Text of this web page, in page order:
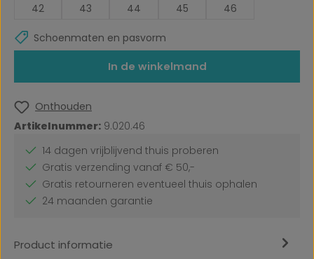
42
43 44 45 46
Schoenmaten en pasvorm
In de winkelmand
Onthouden
Artikelnummer: 9.020.46
14 dagen vrijblijvend thuis proberen
Gratis verzending vanaf € 50,-
Gratis retourneren eventueel thuis ophalen
24 maanden garantie
Product informatie